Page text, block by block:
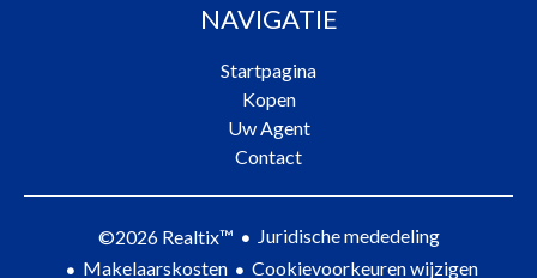
NAVIGATIE
Startpagina
Kopen
Uw Agent
Contact
©2026 Realtix™
Juridische mededeling
Makelaarskosten
Cookievoorkeuren wijzigen